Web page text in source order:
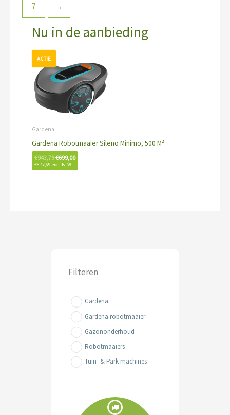
7 →
Nu in de aanbieding
Gardena
Gardena Robotmaaier Sileno Minimo, 500 M²
€943,79
Oorspronkelijke
prijs
was:
€943,79.
€699,00
Huidige
prijs
is:
€699,00.
€577,69 excl. BTW
Filteren
Gardena
Gardena robotmaaier
Gazononderhoud
Robotmaaiers
Tuin- & Park machines